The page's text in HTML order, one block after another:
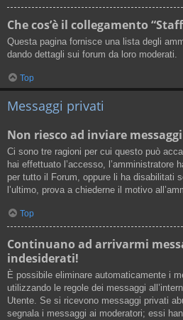
Che cos’è il collegamento
Questa pagina fornisce una lista degli
dando dettagli sui forum da loro moderati.
Top
Messaggi privati
Non riesco ad inviare
Ci sono tre ragioni per cui questo può
hai effettuato l’accesso, l’amministratore
per tutto il Forum, oppure li ha disabilitati
l’ultimo, prova a chiederne il motivo
Top
Continuano ad arrivarmi
indesiderati!
È possibile eliminare automaticamente i
utilizzando le regole dei messaggi
Utente. Se si ricevono messaggi privati
segnala i messaggi ai moderatori; essi